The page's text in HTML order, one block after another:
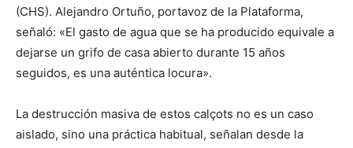
(CHS). Alejandro Ortuño, portavoz de la Plataforma,
señaló: «El gasto de agua que se ha producido equivale a
dejarse un grifo de casa abierto durante 15 años
seguidos, es una auténtica locura».
La destrucción masiva de estos calçots no es un caso
aislado, sino una práctica habitual, señalan desde la